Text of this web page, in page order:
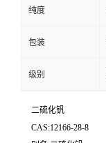
纯度
包装
级别
二硫化钒
CAS:12166-28-8